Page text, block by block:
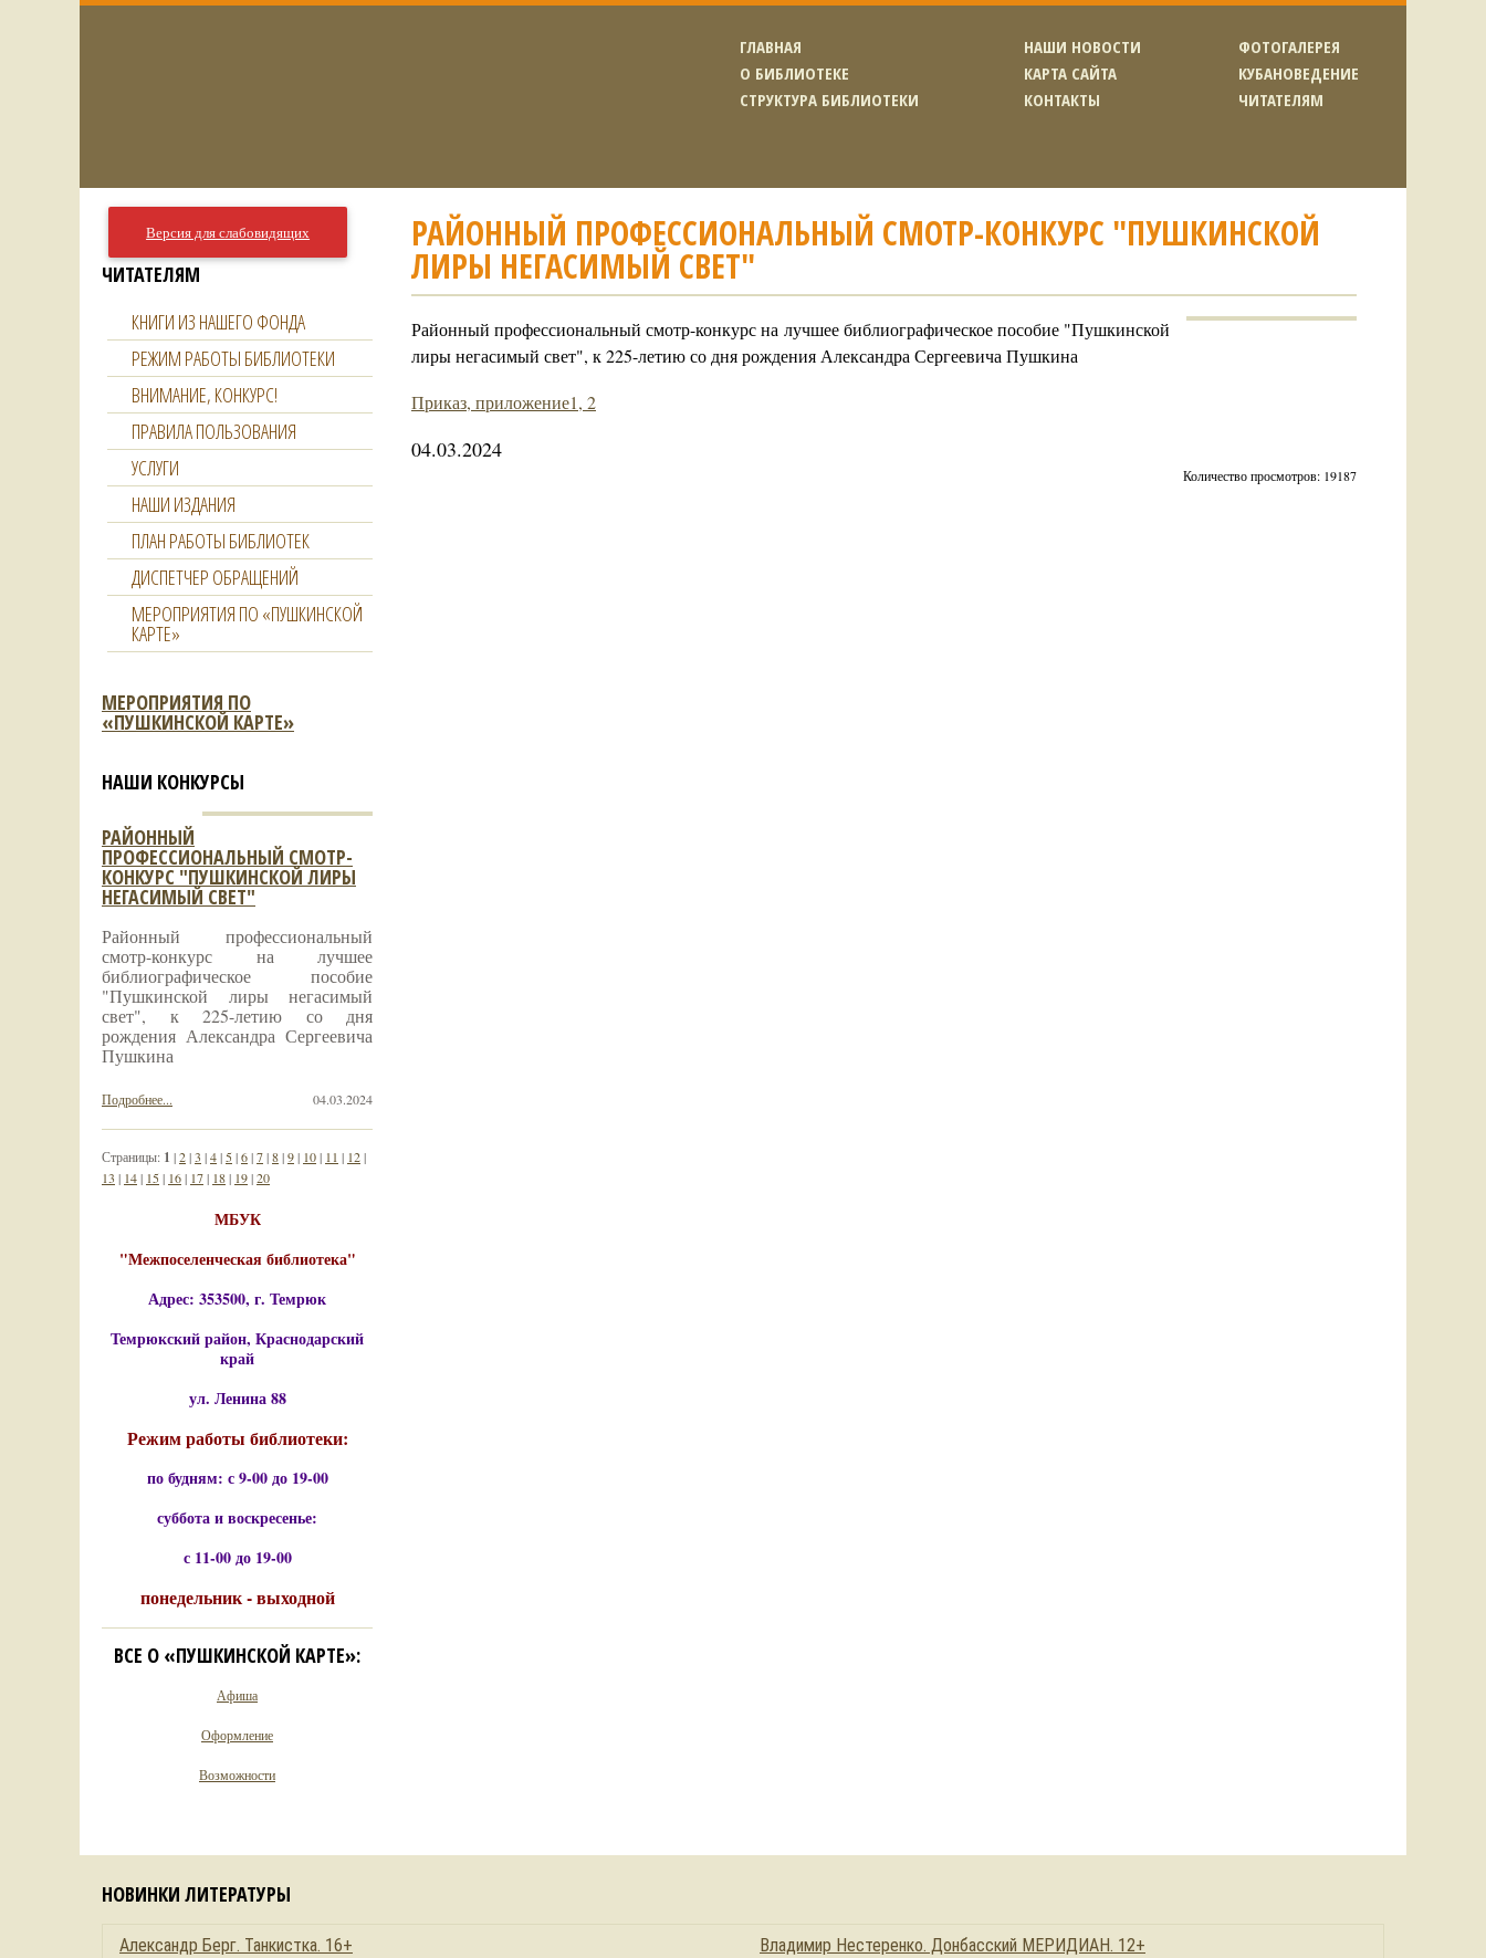
ГЛАВНАЯ
О БИБЛИОТЕКЕ
СТРУКТУРА БИБЛИОТЕКИ
НАШИ НОВОСТИ
КАРТА САЙТА
КОНТАКТЫ
ФОТОГАЛЕРЕЯ
КУБАНОВЕДЕНИЕ
ЧИТАТЕЛЯМ
РАЙОННЫЙ ПРОФЕССИОНАЛЬНЫЙ СМОТР-КОНКУРС "ПУШКИНСКОЙ
ЛИРЫ НЕГАСИМЫЙ СВЕТ"
Районный профессиональный смотр-конкурс на лучшее библиографическое пособие "Пушкинской
лиры негасимый свет", к 225-летию со дня рождения Александра Сергеевича Пушкина
Приказ, приложение1, 2
04.03.2024
Количество просмотров: 19187
Версия для слабовидящих
ЧИТАТЕЛЯМ
КНИГИ ИЗ НАШЕГО ФОНДА
РЕЖИМ РАБОТЫ БИБЛИОТЕКИ
ВНИМАНИЕ, КОНКУРС!
ПРАВИЛА ПОЛЬЗОВАНИЯ
УСЛУГИ
НАШИ ИЗДАНИЯ
ПЛАН РАБОТЫ БИБЛИОТЕК
ДИСПЕТЧЕР ОБРАЩЕНИЙ
МЕРОПРИЯТИЯ ПО «ПУШКИНСКОЙ
КАРТЕ»
МЕРОПРИЯТИЯ ПО
«ПУШКИНСКОЙ КАРТЕ»
НАШИ КОНКУРСЫ
РАЙОННЫЙ
ПРОФЕССИОНАЛЬНЫЙ СМОТР-
КОНКУРС "ПУШКИНСКОЙ ЛИРЫ
НЕГАСИМЫЙ СВЕТ"
Районный профессиональный
смотр-конкурс на лучшее
библиографическое пособие
"Пушкинской лиры негасимый
свет", к 225-летию со дня
рождения Александра Сергеевича
Пушкина
04.03.2024
Подробнее...
Страницы: 1 |2|3 |4| 5|6|7|8|9| 10| 11 | 12|
13 | 14| 15| 16| 17| 18| 19|20
МБУК
"Межпоселенческая библиотека"
Адрес: 353500, г. Темрюк
Темрюкский район, Краснодарский
край
ул. Ленина 88
Режим работы библиотеки:
по будням: с 9-00 до 19-00
суббота и воскресенье:
с 11-00 до 19-00
понедельник - выходной
ВСЕ О «ПУШКИНСКОЙ КАРТЕ»:
Афиша
Оформление
Возможности
НОВИНКИ ЛИТЕРАТУРЫ
Александр Берг. Танкистка. 16+ Владимир Нестеренко. Донбасский МЕРИДИАН. 12+